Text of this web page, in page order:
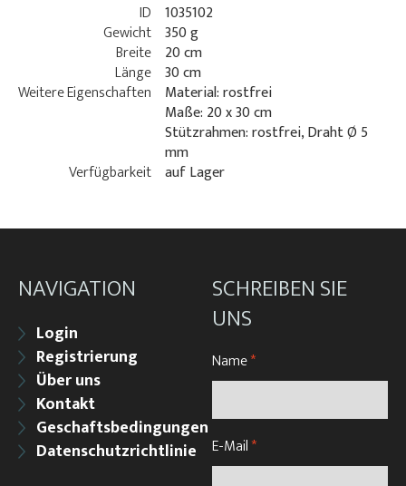
ID 1035102
Gewicht 350 g
Breite 20 cm
Länge 30 cm
Weitere Eigenschaften
Material: rostfrei
Maße: 20 x 30 cm
Stützrahmen: rostfrei, Draht Ø 5
mm
Verfügbarkeit auf Lager
NAVIGATION
Login
Registrierung
Über uns
Kontakt
Geschaftsbedingungen
Datenschutzrichtlinie
SCHREIBEN SIE
UNS
Name*
E-Mail*